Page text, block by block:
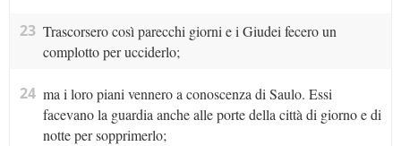
23 Trascorsero così parecchi giorni e i Giudei fecero un
complotto per ucciderlo;
24 ma i loro piani vennero a conoscenza di Saulo. Essi
facevano la guardia anche alle porte della città di giorno e di
notte per sopprimerlo;